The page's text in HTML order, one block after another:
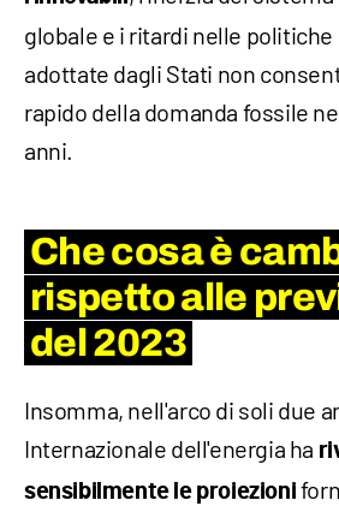
globale e i ritardi nelle
adottate dagli Stati non
rapido della domanda fossile
anni.
Che cosa è
rispetto alle
del 2023
Insomma, nell'arco di soli due
Internazionale dell'energia ha
sensibilmente le proiezioni